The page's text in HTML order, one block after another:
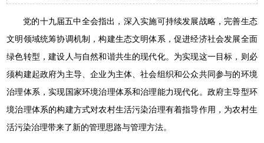
党的十九届五中全会指出，深入实施可持续发展战略，完善生态
文明领域统筹协调机制，构建生态文明体系，促进经济社会发展全面
绿色转型，建设人与自然和谐共生的现代化。为实现这一目标，则必
须构建起政府为主导、企业为主体、社会组织和公众共同参与的环境
治理体系，实现国家环境治理体系和治理能力现代化。政府主导型环
境治理体系的构建方式对农村生活污染治理有着指导作用，为农村生
活污染治理带来了新的管理思路与管理方法。